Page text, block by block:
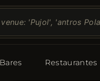
Bares Restaurantes